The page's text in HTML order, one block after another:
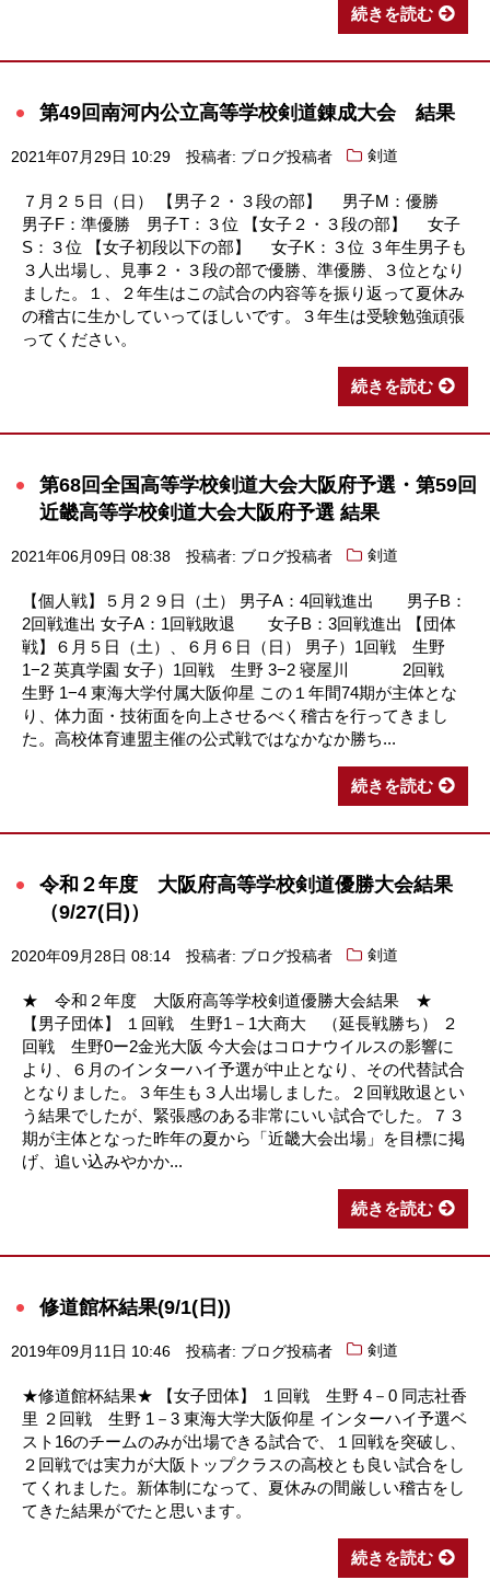
続きを読む
第49回南河内公立高等学校剣道錬成大会 結果
2021年07月29日 10:29 投稿者: ブログ投稿者 剣道
７月２５日（日） 【男子２・３段の部】 男子M：優勝
男子F：準優勝 男子T：３位 【女子２・３段の部】 女子
S：３位 【女子初段以下の部】 女子K：３位 ３年生男子も
３人出場し、見事２・３段の部で優勝、準優勝、３位となり
ました。１、２年生はこの試合の内容等を振り返って夏休み
の稽古に生かしていってほしいです。３年生は受験勉強頑張
ってください。
続きを読む
第68回全国高等学校剣道大会大阪府予選・第59回
近畿高等学校剣道大会大阪府予選 結果
2021年06月09日 08:38 投稿者: ブログ投稿者 剣道
【個人戦】５月２９日（土） 男子A：4回戦進出 男子B：
2回戦進出 女子A：1回戦敗退 女子B：3回戦進出 【団体
戦】６月５日（土）、６月６日（日） 男子）1回戦 生野
1−2 英真学園 女子）1回戦 生野 3−2 寝屋川 2回戦
生野 1−4 東海大学付属大阪仰星 この１年間74期が主体とな
り、体力面・技術面を向上させるべく稽古を行ってきまし
た。高校体育連盟主催の公式戦ではなかなか勝ち...
続きを読む
令和２年度 大阪府高等学校剣道優勝大会結果
（9/27(日)）
2020年09月28日 08:14 投稿者: ブログ投稿者 剣道
★ 令和２年度 大阪府高等学校剣道優勝大会結果 ★
【男子団体】 １回戦 生野1－1大商大 （延長戦勝ち） ２
回戦 生野0ー2金光大阪 今大会はコロナウイルスの影響に
より、６月のインターハイ予選が中止となり、その代替試合
となりました。３年生も３人出場しました。２回戦敗退とい
う結果でしたが、緊張感のある非常にいい試合でした。７３
期が主体となった昨年の夏から「近畿大会出場」を目標に掲
げ、追い込みやかか...
続きを読む
修道館杯結果(9/1(日))
2019年09月11日 10:46 投稿者: ブログ投稿者 剣道
★修道館杯結果★ 【女子団体】 １回戦 生野 4－0 同志社香
里 ２回戦 生野 1－3 東海大学大阪仰星 インターハイ予選ベ
スト16のチームのみが出場できる試合で、１回戦を突破し、
２回戦では実力が大阪トップクラスの高校とも良い試合をし
てくれました。新体制になって、夏休みの間厳しい稽古をし
てきた結果がでたと思います。
続きを読む